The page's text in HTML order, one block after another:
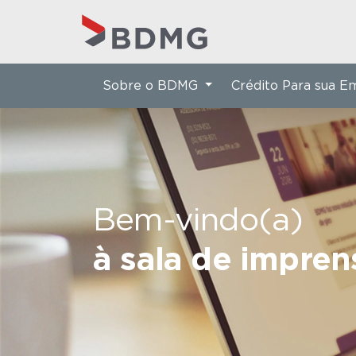
Bem-vindo(a)
à sala de
Sobre o BDMG Crédito Para sua